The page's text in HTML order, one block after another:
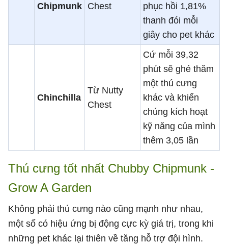
Chipmunk Chest
phục hồi 1,81%
thanh đói mỗi
giây cho pet khác
Chinchilla
Từ Nutty
Chest
Cứ mỗi 39,32
phút sẽ ghé thăm
một thú cưng
khác và khiến
chúng kích hoạt
kỹ năng của mình
thêm 3,05 lần
Thú cưng tốt nhất Chubby Chipmunk -
Grow A Garden
Không phải thú cưng nào cũng mạnh như nhau,
một số có hiệu ứng bị động cực kỳ giá trị, trong khi
những pet khác lại thiên về tăng hỗ trợ đội hình.